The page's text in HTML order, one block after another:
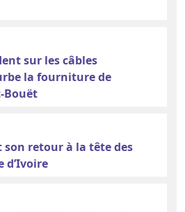
sur les câbles
la fourniture de
Bouët
son retour à la tête des
d’Ivoire